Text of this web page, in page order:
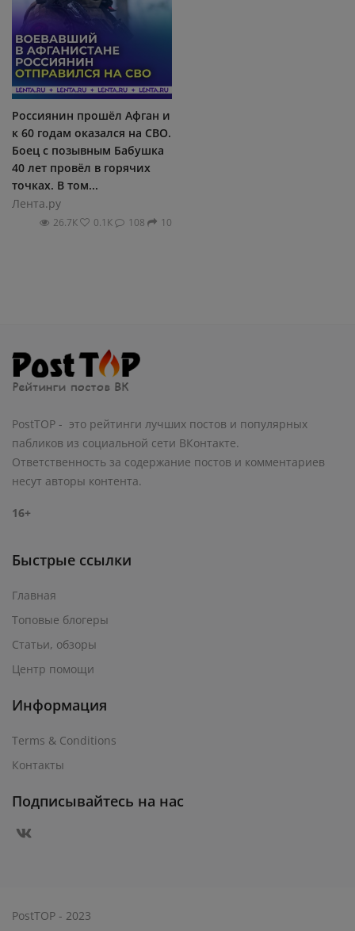
Россиянин прошёл Афган и
к 60 годам оказался на СВО.
Боец с позывным Бабушка
40 лет провёл в горячих
точках. В том...
Лента.ру
26.7К 0.1К 108 10
PostTOP - это рейтинги лучших постов и популярных
пабликов из социальной сети ВКонтакте.
Ответственность за содержание постов и комментариев
несут авторы контента.
16+
Быстрые ссылки
Главная
Топовые блогеры
Статьи, обзоры
Центр помощи
Информация
Terms & Conditions
Контакты
Подписывайтесь на нас
PostTOP - 2023